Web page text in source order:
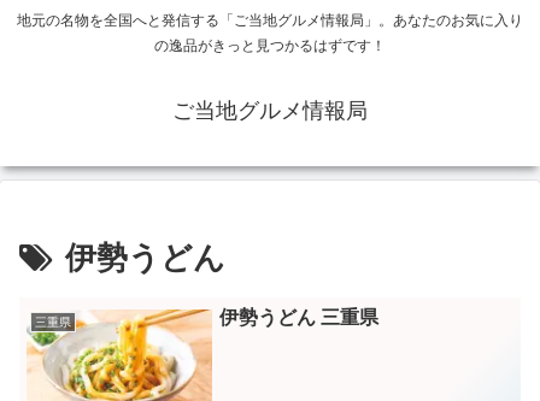
地元の名物を全国へと発信する「ご当地グルメ情報局」。あなたのお気に入り
の逸品がきっと見つかるはずです！
ご当地グルメ情報局
伊勢うどん
三重県 伊勢うどん 三重県